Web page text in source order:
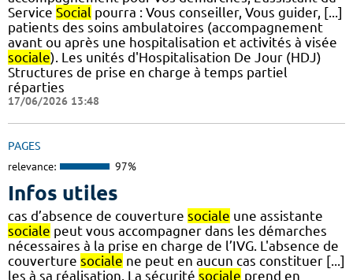
Service Social pourra : Vous conseiller, Vous guider, [...]
patients des soins ambulatoires (accompagnement
avant ou après une hospitalisation et activités à visée
sociale). Les unités d'Hospitalisation De Jour (HDJ)
Structures de prise en charge à temps partiel
réparties
17/06/2026 13:48
PAGES
relevance: 97%
Infos utiles
cas d’absence de couverture sociale une assistante
sociale peut vous accompagner dans les démarches
nécessaires à la prise en charge de l’IVG. L'absence de
couverture sociale ne peut en aucun cas constituer [...]
les à sa réalisation. La sécurité sociale prend en